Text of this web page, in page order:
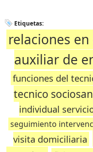
Etiquetas:
relaciones
auxiliar de
funciones del
tecnico
individual
seguimiento
visita domiciliaria